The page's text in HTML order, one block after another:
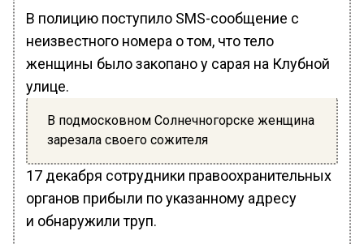
В полицию поступило SMS-сообщение с
неизвестного номера о том, что тело
женщины было закопано у сарая на Клубной
улице.
В подмосковном Солнечногорске женщина
зарезала своего сожителя
17 декабря сотрудники правоохранительных
органов прибыли по указанному адресу
и обнаружили труп.